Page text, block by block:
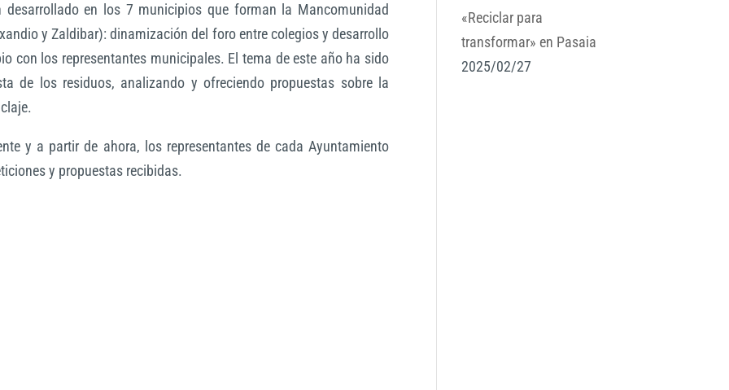
en los 7 municipios que forman la Mancomunidad
y Zaldibar): dinamización del foro entre colegios y desarrollo
con los representantes municipales. El tema de este año ha sido
de los residuos, analizando y ofreciendo propuestas sobre la
y a partir de ahora, los representantes de cada Ayuntamiento
y propuestas recibidas.
«Reciclar para
transformar» en Pasaia
2025/02/27